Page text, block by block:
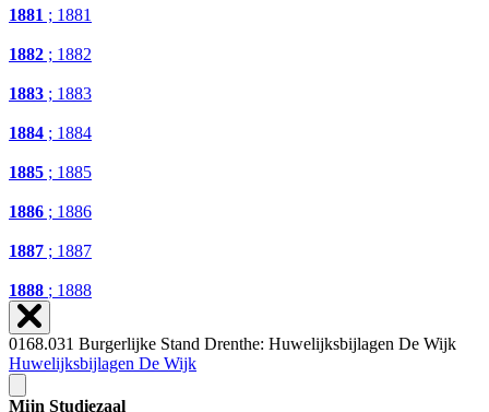
1881 ; 1881
1882 ; 1882
1883 ; 1883
1884 ; 1884
1885 ; 1885
1886 ; 1886
1887 ; 1887
1888 ; 1888
0168.031 Burgerlijke Stand Drenthe: Huwelijksbijlagen De Wijk
Huwelijksbijlagen De Wijk
Mijn Studiezaal